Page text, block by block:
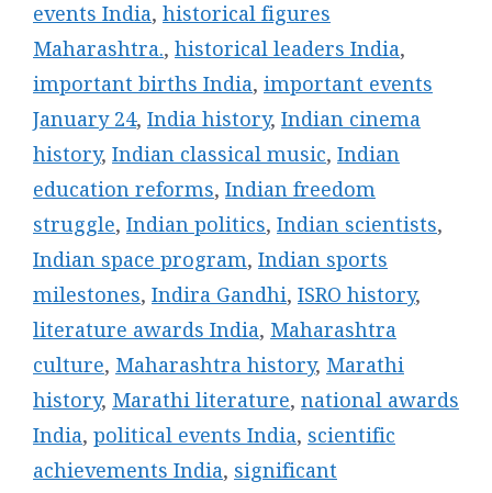
events India, historical figures
Maharashtra., historical leaders India,
important births India, important events
January 24, India history, Indian cinema
history, Indian classical music, Indian
education reforms, Indian freedom
struggle, Indian politics, Indian scientists,
Indian space program, Indian sports
milestones, Indira Gandhi, ISRO history,
literature awards India, Maharashtra
culture, Maharashtra history, Marathi
history, Marathi literature, national awards
India, political events India, scientific
achievements India, significant